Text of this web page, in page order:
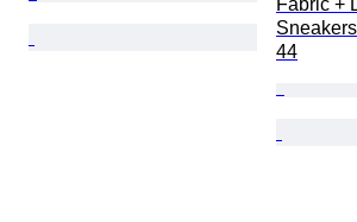
Fabric +
44